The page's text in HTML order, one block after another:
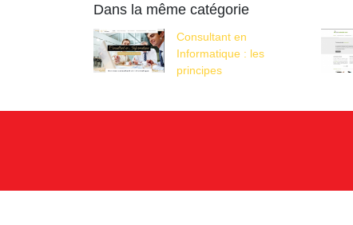
Dans la même catégorie
Consultant en
Informatique : les
principes